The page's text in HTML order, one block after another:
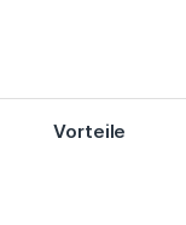
Vorteile